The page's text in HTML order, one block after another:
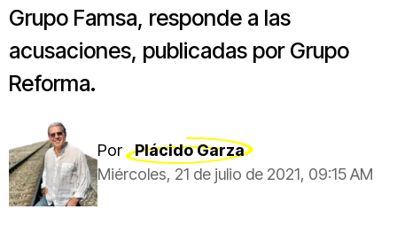
Grupo Famsa, responde a las
acusaciones, publicadas por Grupo
Reforma.
Por
Plácido Garza
Miércoles, 21 de julio de 2021, 09:15 AM